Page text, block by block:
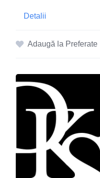
Detalii
Adaugă la Preferate